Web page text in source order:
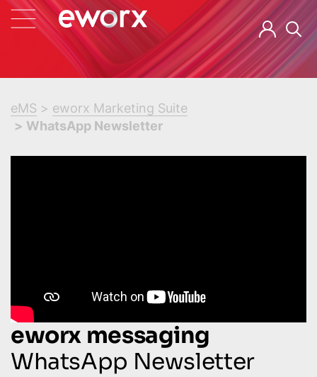
eMS
eworx Marketing Suite
WhatsApp Newsletter
eworx messaging
WhatsApp Newsletter